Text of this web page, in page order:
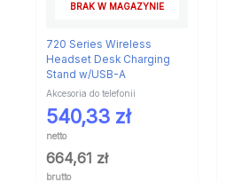
BRAK W MAGAZYNIE
720 Series Wireless
Headset Desk Charging
Stand w/USB-A
Akcesoria do telefonii
540,33 zł
netto
664,61 zł
brutto